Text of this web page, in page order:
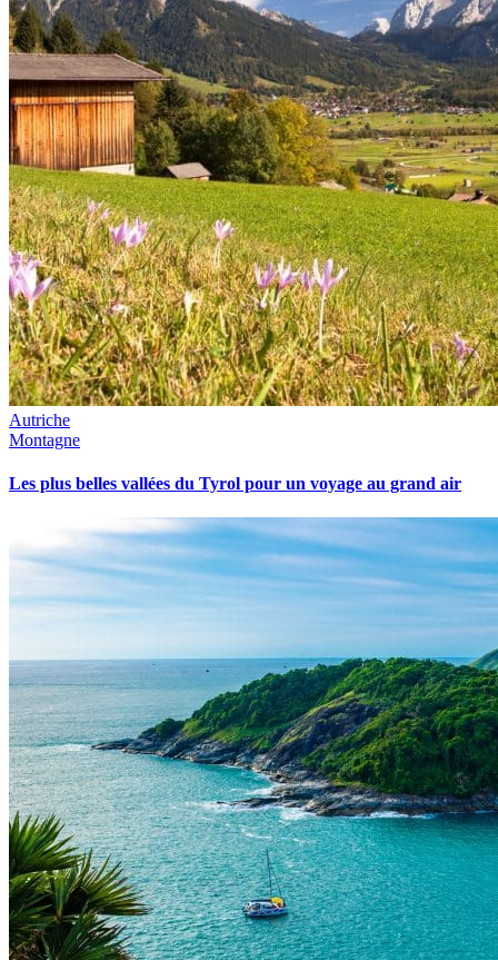
Autriche
Montagne
Les plus belles vallées du Tyrol pour un voyage au grand air